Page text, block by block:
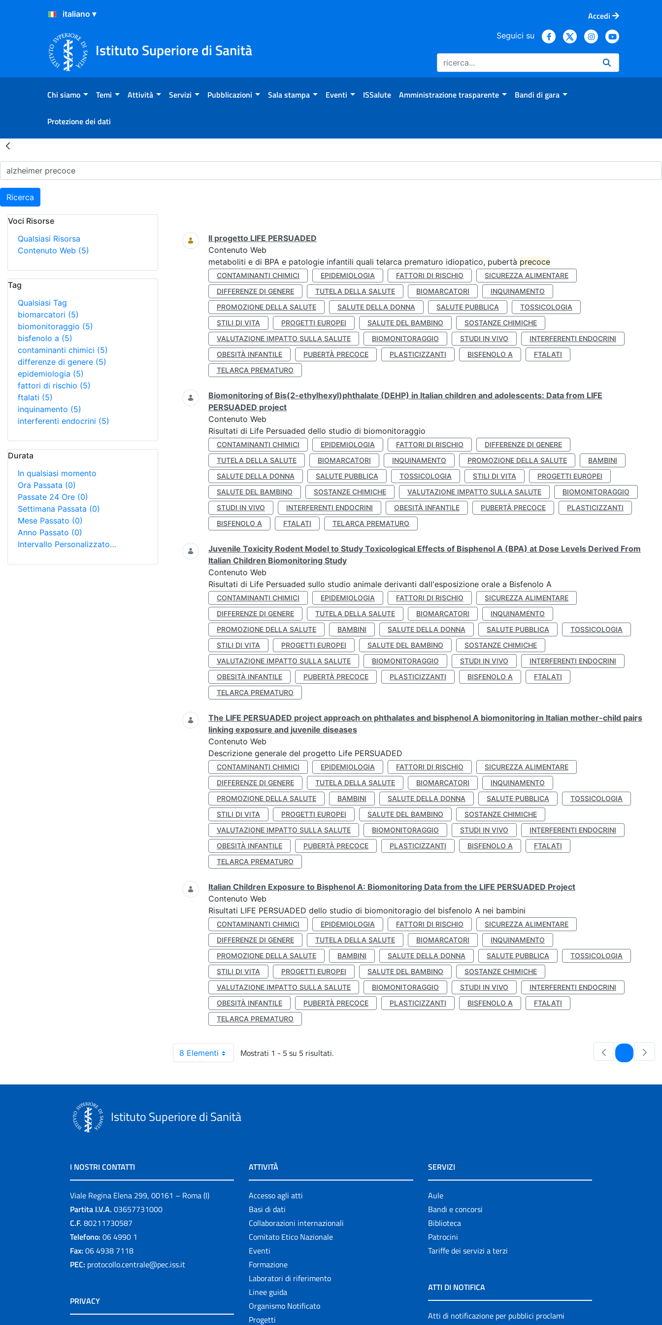
Salta al Contenuto
Salta al Footer
Accedi
Istituto Superiore di Sanità
Seguici su
Chi siamo Temi Attività Servizi Pubblicazioni Sala stampa Eventi ISSalute Amministrazione trasparente Bandi di gara
Protezione dei dati
Risultati della Ricerca - Home
Ricerca
Voci Risorse
Qualsiasi Risorsa
Contenuto Web (5)
Tag
Qualsiasi Tag
biomarcatori (5)
biomonitoraggio (5)
bisfenolo a (5)
contaminanti chimici (5)
differenze di genere (5)
epidemiologia (5)
fattori di rischio (5)
ftalati (5)
inquinamento (5)
interferenti endocrini (5)
Durata
In qualsiasi momento
Ora Passata (0)
Passate 24 Ore (0)
Settimana Passata (0)
Mese Passato (0)
Anno Passato (0)
Intervallo Personalizzato…
Ricerca
Il progetto LIFE PERSUADED
Contenuto Web
metaboliti e di BPA e patologie infantili quali telarca prematuro idiopatico, pubertà precoce
CONTAMINANTI CHIMICI EPIDEMIOLOGIA FATTORI DI RISCHIO
SICUREZZA ALIMENTARE
DIFFERENZE DI GENERE
TUTELA DELLA SALUTE BIOMARCATORI
INQUINAMENTO
PROMOZIONE DELLA SALUTE
SALUTE DELLA DONNA SALUTE PUBBLICA
TOSSICOLOGIA
STILI DI VITA
PROGETTI EUROPEI SALUTE DEL BAMBINO
SOSTANZE CHIMICHE
VALUTAZIONE IMPATTO SULLA SALUTE
BIOMONITORAGGIO STUDI IN VIVO
INTERFERENTI ENDOCRINI
OBESITÀ INFANTILE
PUBERTÀ PRECOCE PLASTICIZZANTI BISFENOLO A
FTALATI
TELARCA PREMATURO
Biomonitoring of Bis(2-ethylhexyl)phthalate (DEHP) in Italian children and adolescents: Data from LIFE
PERSUADED project
Contenuto Web
Risultati di Life Persuaded dello studio di biomonitoraggio
CONTAMINANTI CHIMICI EPIDEMIOLOGIA FATTORI DI RISCHIO
DIFFERENZE DI GENERE
TUTELA DELLA SALUTE
BIOMARCATORI INQUINAMENTO PROMOZIONE DELLA SALUTE
BAMBINI
SALUTE DELLA DONNA
SALUTE PUBBLICA TOSSICOLOGIA STILI DI VITA
PROGETTI EUROPEI
SALUTE DEL BAMBINO
SOSTANZE CHIMICHE VALUTAZIONE IMPATTO SULLA SALUTE
BIOMONITORAGGIO
STUDI IN VIVO
INTERFERENTI ENDOCRINI OBESITÀ INFANTILE PUBERTÀ PRECOCE
PLASTICIZZANTI
BISFENOLO A
FTALATI TELARCA PREMATURO
Juvenile Toxicity Rodent Model to Study Toxicological Effects of Bisphenol A (BPA) at Dose Levels Derived From
Italian Children Biomonitoring Study
Contenuto Web
Risultati di Life Persuaded sullo studio animale derivanti dall'esposizione orale a Bisfenolo A
CONTAMINANTI CHIMICI EPIDEMIOLOGIA FATTORI DI RISCHIO
SICUREZZA ALIMENTARE
DIFFERENZE DI GENERE
TUTELA DELLA SALUTE BIOMARCATORI
INQUINAMENTO
PROMOZIONE DELLA SALUTE
BAMBINI SALUTE DELLA DONNA SALUTE PUBBLICA
TOSSICOLOGIA
STILI DI VITA
PROGETTI EUROPEI SALUTE DEL BAMBINO
SOSTANZE CHIMICHE
VALUTAZIONE IMPATTO SULLA SALUTE
BIOMONITORAGGIO STUDI IN VIVO
INTERFERENTI ENDOCRINI
OBESITÀ INFANTILE
PUBERTÀ PRECOCE PLASTICIZZANTI BISFENOLO A
FTALATI
TELARCA PREMATURO
The LIFE PERSUADED project approach on phthalates and bisphenol A biomonitoring in Italian mother-child pairs
linking exposure and juvenile diseases
Contenuto Web
Descrizione generale del progetto Life PERSUADED
CONTAMINANTI CHIMICI EPIDEMIOLOGIA FATTORI DI RISCHIO
SICUREZZA ALIMENTARE
DIFFERENZE DI GENERE
TUTELA DELLA SALUTE BIOMARCATORI
INQUINAMENTO
PROMOZIONE DELLA SALUTE
BAMBINI SALUTE DELLA DONNA SALUTE PUBBLICA
TOSSICOLOGIA
STILI DI VITA
PROGETTI EUROPEI SALUTE DEL BAMBINO
SOSTANZE CHIMICHE
VALUTAZIONE IMPATTO SULLA SALUTE
BIOMONITORAGGIO STUDI IN VIVO
INTERFERENTI ENDOCRINI
OBESITÀ INFANTILE
PUBERTÀ PRECOCE PLASTICIZZANTI BISFENOLO A
FTALATI
TELARCA PREMATURO
Italian Children Exposure to Bisphenol A: Biomonitoring Data from the LIFE PERSUADED Project
Contenuto Web
Risultati LIFE PERSUADED dello studio di biomonitoragio del bisfenolo A nei bambini
CONTAMINANTI CHIMICI EPIDEMIOLOGIA FATTORI DI RISCHIO
SICUREZZA ALIMENTARE
DIFFERENZE DI GENERE
TUTELA DELLA SALUTE BIOMARCATORI
INQUINAMENTO
PROMOZIONE DELLA SALUTE
BAMBINI SALUTE DELLA DONNA SALUTE PUBBLICA
TOSSICOLOGIA
STILI DI VITA
PROGETTI EUROPEI SALUTE DEL BAMBINO
SOSTANZE CHIMICHE
VALUTAZIONE IMPATTO SULLA SALUTE
BIOMONITORAGGIO STUDI IN VIVO
INTERFERENTI ENDOCRINI
OBESITÀ INFANTILE
PUBERTÀ PRECOCE PLASTICIZZANTI BISFENOLO A
FTALATI
TELARCA PREMATURO
8 Elementi Mostrati 1 - 5 su 5 risultati. Pagina
Istituto Superiore di Sanità
I NOSTRI CONTATTI
Viale Regina Elena 299, 00161 – Roma (I)
Partita I.V.A. 03657731000
C.F. 80211730587
Telefono: 06 4990 1
Fax: 06 4938 7118
PEC: protocollo.centrale@pec.iss.it
PRIVACY
ATTIVITÀ
Accesso agli atti
Basi di dati
Collaborazioni internazionali
Comitato Etico Nazionale
Eventi
Formazione
Laboratori di riferimento
Linee guida
Organismo Notificato
Progetti
SERVIZI
Aule
Bandi e concorsi
Biblioteca
Patrocini
Tariffe dei servizi a terzi
ATTI DI NOTIFICA
Atti di notificazione per pubblici proclami